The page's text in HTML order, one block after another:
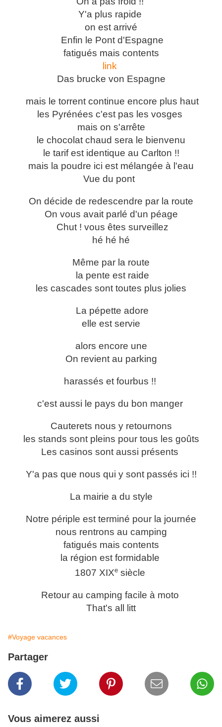
Y'a plus rapide
on est arrivé
Enfin le Pont d'Espagne
fatigués mais contents
link
Das brucke von Espagne
mais le torrent continue encore plus haut
les Pyrénées c'est pas les vosges
mais on s'arrête
le chocolat chaud sera le bienvenu
le tarif est identique au Carlton !!
mais la poudre ici est mélangée à l'eau
Vue du pont
On décide de redescendre par la route
On vous avait parlé d'un péage
Chut ! vous êtes surveillez
hé hé hé
Même par la route
la pente est raide
les cascades sont toutes plus jolies
La pépette adore
elle est servie
alors encore une
On revient au parking
harassés et fourbus !!
c'est aussi le pays du bon manger
Cauterets nous y retournons
les stands sont pleins pour tous les goûts
Les casinos sont aussi présents
Y'a pas que nous qui y sont passés ici !!
La mairie a du style
Notre périple est terminé pour la journée
nous rentrons au camping
fatigués mais contents
la région est formidable
1807 XIXesiècle
Retour au camping facile à moto
That's all litt
#Voyage vacances
Partager
Vous aimerez aussi